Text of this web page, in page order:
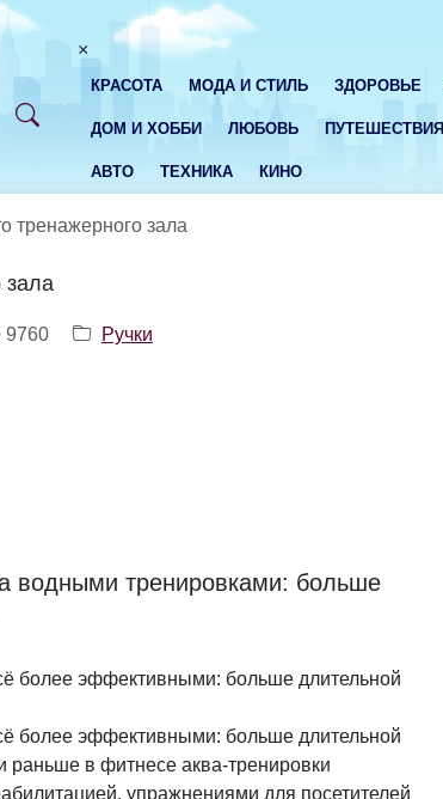
×
КРАСОТА МОДА И СТИЛЬ ЗДОРОВЬЕ
ДОМ И ХОББИ ЛЮБОВЬ ПУТЕШЕСТВИЯ
АВТО ТЕХНИКА КИНО
тренажерного зала
зала
9760 Ручки
водными тренировками: больше
более эффективными: больше длительной
более эффективными: больше длительной
раньше в фитнесе аква-тренировки
упражнениями для посетителей